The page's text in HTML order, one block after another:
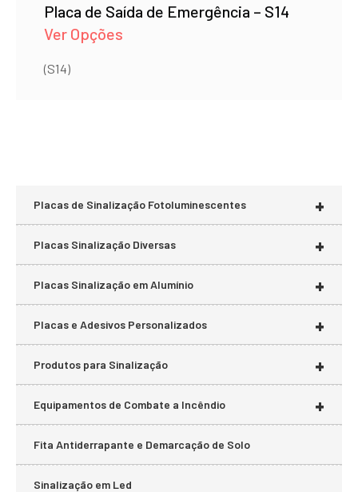
Placa de Saída de Emergência – S14
Ver Opções
(S14)
+
Placas de Sinalização Fotoluminescentes
+
Placas Sinalização Diversas
+
Placas Sinalização em Alumínio
+
Placas e Adesivos Personalizados
+
Produtos para Sinalização
+
Equipamentos de Combate a Incêndio
Fita Antiderrapante e Demarcação de Solo
Sinalização em Led